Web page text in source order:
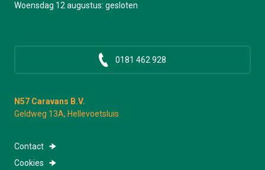
Woensdag 12 augustus: gesloten
0181 462 928
N57 Caravans B.V.
Geldweg 13A, Hellevoetsluis
Contact
Cookies